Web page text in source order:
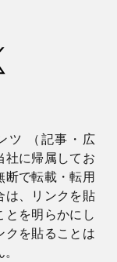
ツ （記事・広
社に帰属してお
断で転載・転用
は、リンクを貼
とを明らかにし
クを貼ることは